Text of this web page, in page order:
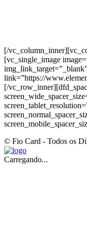
[/
[vc_single_image
link=”https://
[/
© Fio Card - Todos os
Carregando...